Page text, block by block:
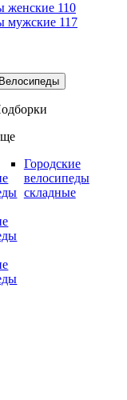
женские 110
мужские 117
Велосипеды
Городские
велосипеды
складные